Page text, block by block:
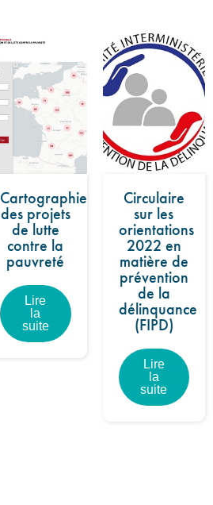
Cartographie
des projets
de lutte
contre la
pauvreté
Lire
la
suite
Circulaire
sur les
orientations
2022 en
matière de
prévention
de la
délinquance
(FIPD)
Lire
la
suite